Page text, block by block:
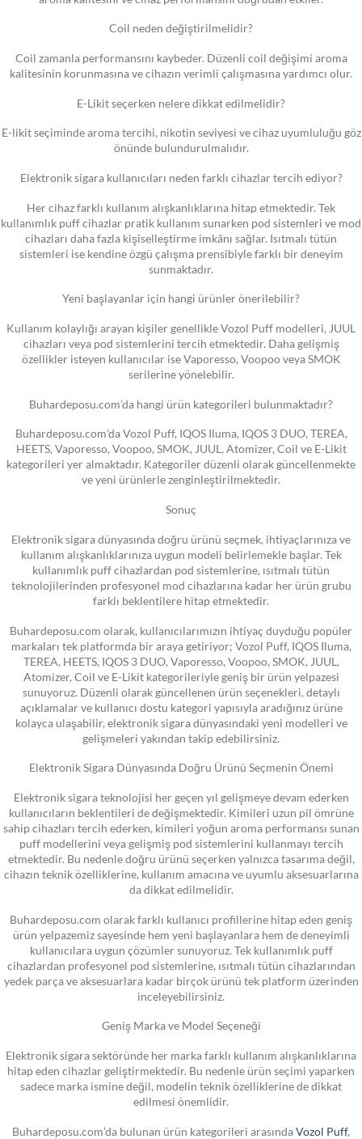
Coil neden değiştirilmelidir?
Coil zamanla performansını kaybeder. Düzenli coil değişimi aroma
kalitesinin korunmasına ve cihazın verimli çalışmasına yardımcı olur.
E-Likit seçerken nelere dikkat edilmelidir?
E-likit seçiminde aroma tercihi, nikotin seviyesi ve cihaz uyumluluğu göz
önünde bulundurulmalıdır.
Elektronik sigara kullanıcıları neden farklı cihazlar tercih ediyor?
Her cihaz farklı kullanım alışkanlıklarına hitap etmektedir. Tek
kullanımlık puff cihazlar pratik kullanım sunarken pod sistemleri ve mod
cihazları daha fazla kişiselleştirme imkânı sağlar. Isıtmalı tütün
sistemleri ise kendine özgü çalışma prensibiyle farklı bir deneyim
sunmaktadır.
Yeni başlayanlar için hangi ürünler önerilebilir?
Kullanım kolaylığı arayan kişiler genellikle Vozol Puff modelleri, JUUL
cihazları veya pod sistemlerini tercih etmektedir. Daha gelişmiş
özellikler isteyen kullanıcılar ise Vaporesso, Voopoo veya SMOK
serilerine yönelebilir.
Buhardeposu.com’da hangi ürün kategorileri bulunmaktadır?
Buhardeposu.com’da Vozol Puff, IQOS Iluma, IQOS 3 DUO, TEREA,
HEETS, Vaporesso, Voopoo, SMOK, JUUL, Atomizer, Coil ve E-Likit
kategorileri yer almaktadır. Kategoriler düzenli olarak güncellenmekte
ve yeni ürünlerle zenginleştirilmektedir.
Sonuç
Elektronik sigara dünyasında doğru ürünü seçmek, ihtiyaçlarınıza ve
kullanım alışkanlıklarınıza uygun modeli belirlemekle başlar. Tek
kullanımlık puff cihazlardan pod sistemlerine, ısıtmalı tütün
teknolojilerinden profesyonel mod cihazlarına kadar her ürün grubu
farklı beklentilere hitap etmektedir.
Buhardeposu.com olarak, kullanıcılarımızın ihtiyaç duyduğu popüler
markaları tek platformda bir araya getiriyor; Vozol Puff, IQOS Iluma,
TEREA, HEETS, IQOS 3 DUO, Vaporesso, Voopoo, SMOK, JUUL,
Atomizer, Coil ve E-Likit kategorileriyle geniş bir ürün yelpazesi
sunuyoruz. Düzenli olarak güncellenen ürün seçenekleri, detaylı
açıklamalar ve kullanıcı dostu kategori yapısıyla aradığınız ürüne
kolayca ulaşabilir, elektronik sigara dünyasındaki yeni modelleri ve
gelişmeleri yakından takip edebilirsiniz.
Elektronik Sigara Dünyasında Doğru Ürünü Seçmenin Önemi
Elektronik sigara teknolojisi her geçen yıl gelişmeye devam ederken
kullanıcıların beklentileri de değişmektedir. Kimileri uzun pil ömrüne
sahip cihazları tercih ederken, kimileri yoğun aroma performansı sunan
puff modellerini veya gelişmiş pod sistemlerini kullanmayı tercih
etmektedir. Bu nedenle doğru ürünü seçerken yalnızca tasarıma değil,
cihazın teknik özelliklerine, kullanım amacına ve uyumlu aksesuarlarına
da dikkat edilmelidir.
Buhardeposu.com olarak farklı kullanıcı profillerine hitap eden geniş
ürün yelpazemiz sayesinde hem yeni başlayanlara hem de deneyimli
kullanıcılara uygun çözümler sunuyoruz. Tek kullanımlık puff
cihazlardan profesyonel pod sistemlerine, ısıtmalı tütün cihazlarından
yedek parça ve aksesuarlara kadar birçok ürünü tek platform üzerinden
inceleyebilirsiniz.
Geniş Marka ve Model Seçeneği
Elektronik sigara sektöründe her marka farklı kullanım alışkanlıklarına
hitap eden cihazlar geliştirmektedir. Bu nedenle ürün seçimi yaparken
sadece marka ismine değil, modelin teknik özelliklerine de dikkat
edilmesi önemlidir.
Buhardeposu.com’da bulunan ürün kategorileri arasındaVozol Puff,